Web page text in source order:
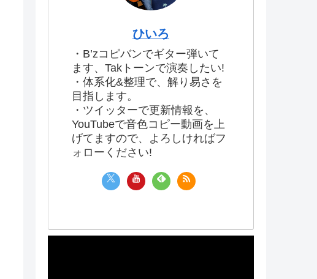
ひいろ
・B’zコピバンでギター弾いて
ます、Takトーンで演奏したい!
・体系化&整理で、解り易さを
目指します。
・ツイッターで更新情報を、
YouTubeで音色コピー動画を上
げてますので、よろしければフ
ォローください!